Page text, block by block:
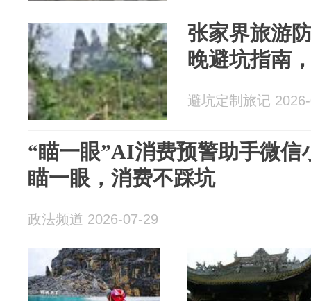
张家界旅游
晚避坑指南
避坑定制旅记
“瞄一眼”AI消费预警助手微信
瞄一眼，消费不踩坑
政法频道 2026-07-29